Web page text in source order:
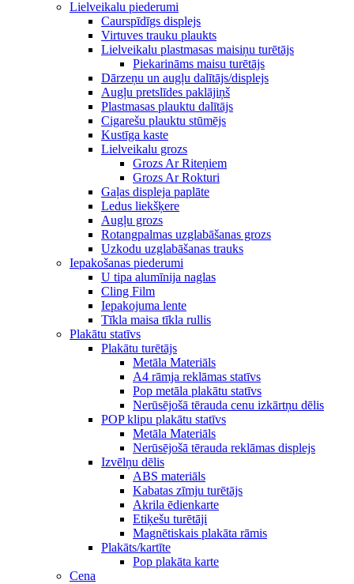
Lielveikalu piederumi
Caurspīdīgs displejs
Virtuves trauku plaukts
Lielveikalu plastmasas maisiņu turētājs
Piekarināms maisu turētājs
Dārzeņu un augļu dalītājs/displejs
Augļu pretslīdes paklājiņš
Plastmasas plauktu dalītājs
Cigarešu plauktu stūmējs
Kustīga kaste
Lielveikalu grozs
Grozs Ar Riteņiem
Grozs Ar Rokturi
Gaļas displeja paplāte
Ledus liekšķere
Augļu grozs
Rotangpalmas uzglabāšanas grozs
Uzkodu uzglabāšanas trauks
Iepakošanas piederumi
U tipa alumīnija naglas
Cling Film
Iepakojuma lente
Tīkla maisa tīkla rullis
Plakātu statīvs
Plakātu turētājs
Metāla Materiāls
A4 rāmja reklāmas statīvs
Pop metāla plakātu statīvs
Nerūsējošā tērauda cenu izkārtņu dēlis
POP klipu plakātu statīvs
Metāla Materiāls
Nerūsējošā tērauda reklāmas displejs
Izvēlņu dēlis
ABS materiāls
Kabatas zīmju turētājs
Akrila ēdienkarte
Etiķešu turētāji
Magnētiskais plakāta rāmis
Plakāts/kartīte
Pop plakāta karte
Cena